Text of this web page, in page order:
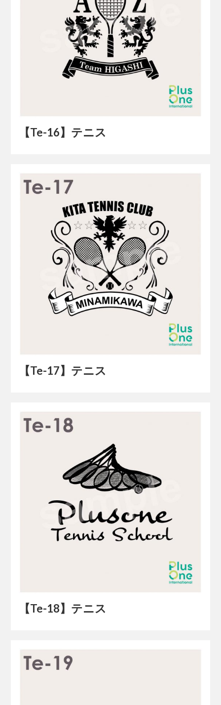
【Te-16】テニス
【Te-17】テニス
【Te-18】テニス